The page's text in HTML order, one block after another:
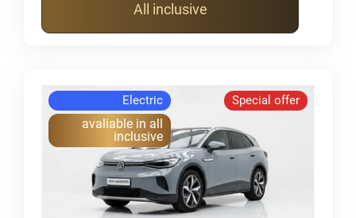
All inclusive
Special offer
Electric
avaliable in all
inclusive